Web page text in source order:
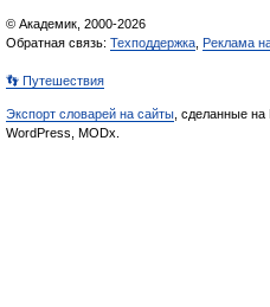
© Академик, 2000-2026
Обратная связь: Техподдержка Реклама
👣 Путешествия
Экспорт словарей на сайты , сделанные на
WordPress, MODx.